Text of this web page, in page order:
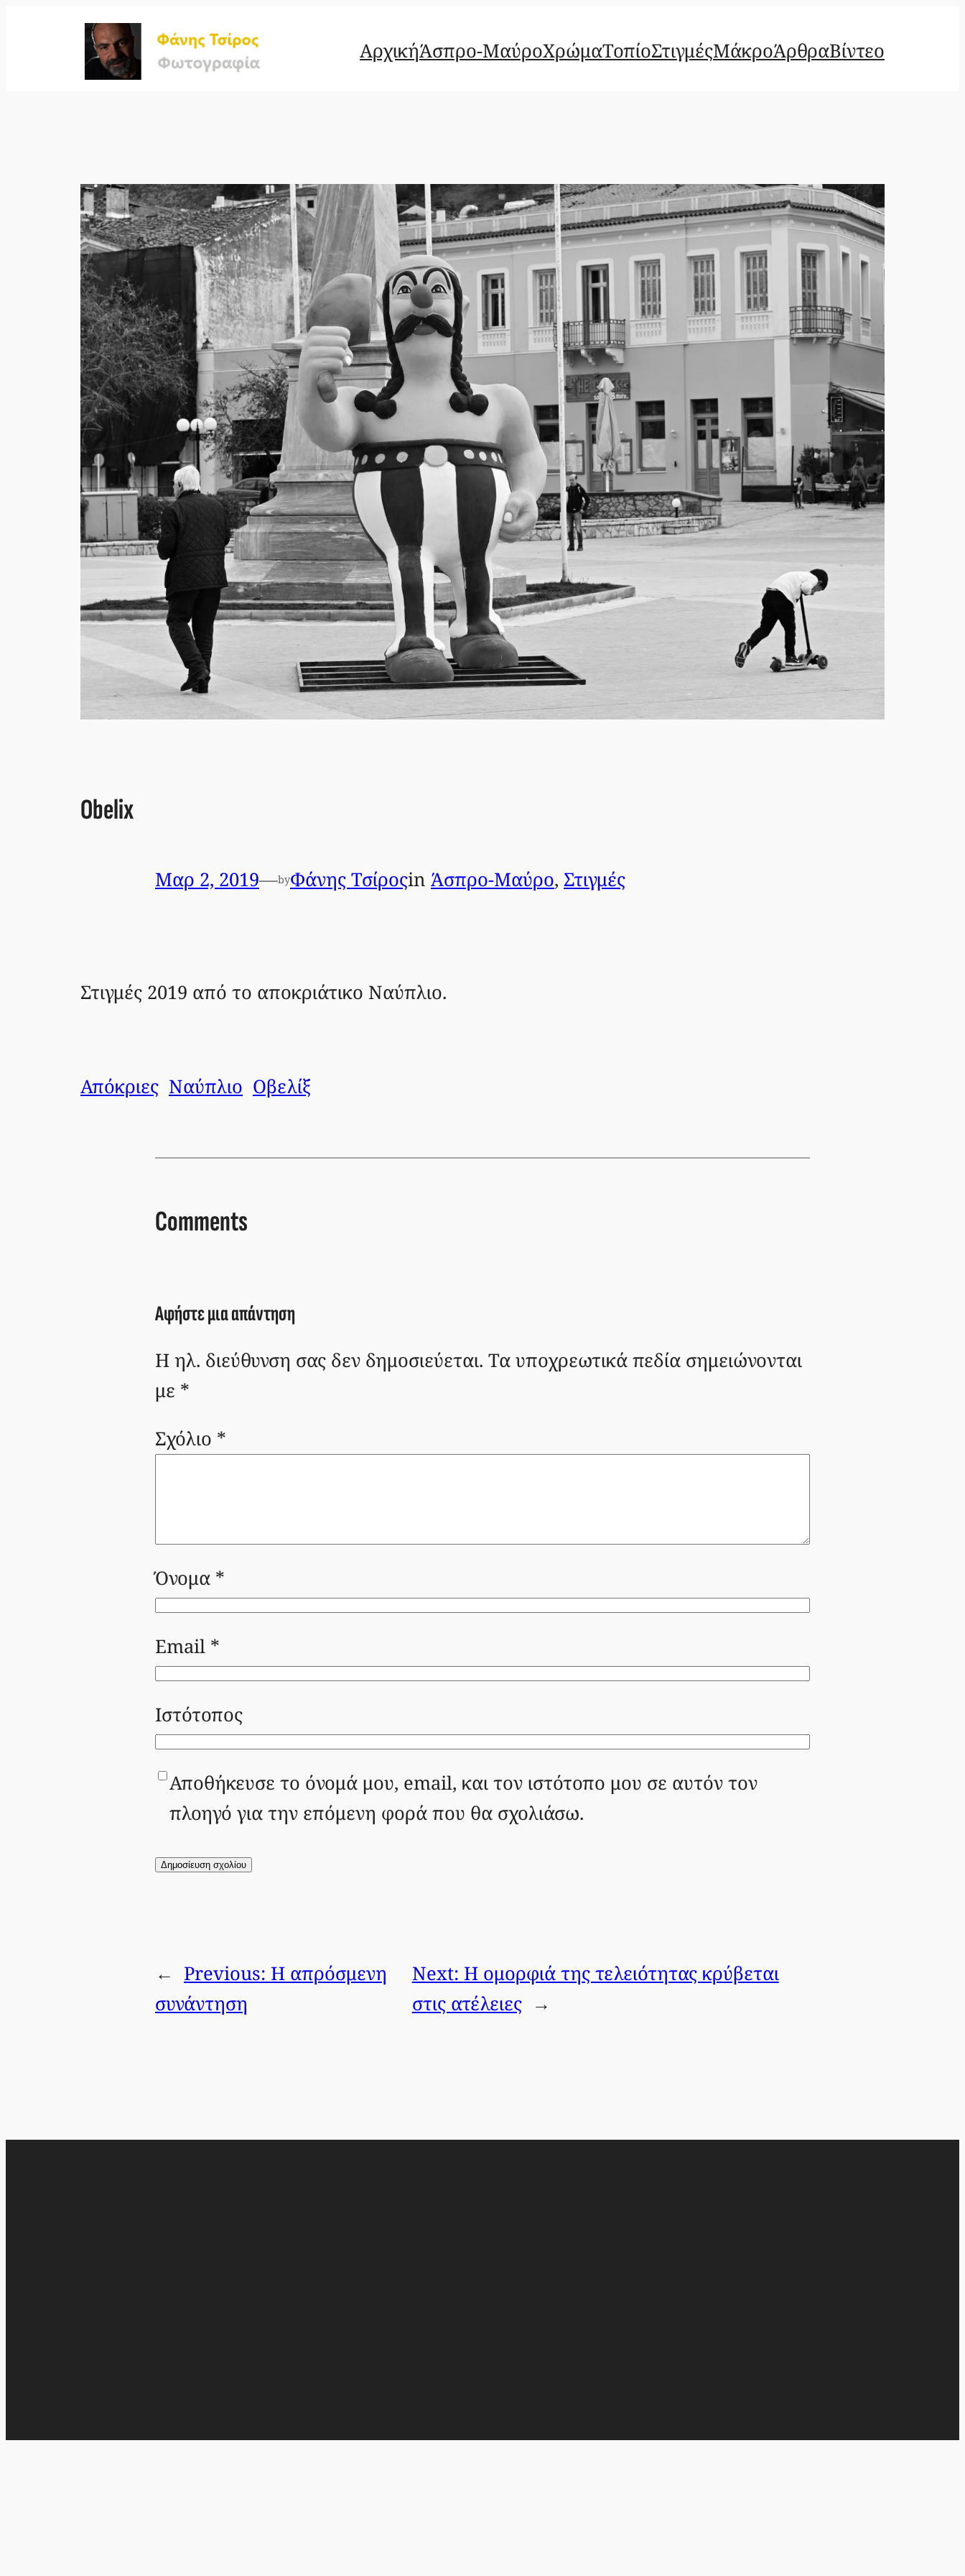
Μετάβαση
περιεχόμενο
ΑρχικήΆσπρο-ΜαύροΧρώμαΤοπίοΣτιγμέςΜάκροΆρθραΒίντεο
Obelix
Μαρ 2, 2019—byΦάνης Τσίροςin Άσπρο-Μαύρο, Στιγμές
Στιγμές 2019 από το αποκριάτικο Ναύπλιο.
Απόκριες Ναύπλιο Οβελίξ
Comments
Αφήστε μια απάντηση
Η ηλ. διεύθυνση σας δεν δημοσιεύεται. Τα υποχρεωτικά πεδία σημειώνονται
με *
Σχόλιο *
Όνομα *
Email *
Ιστότοπος
Αποθήκευσε το όνομά μου, email, και τον ιστότοπο μου σε αυτόν τον
πλοηγό για την επόμενη φορά που θα σχολιάσω.
← Previous: Η απρόσμενη
συνάντηση
Next: Η ομορφιά της τελειότητας κρύβεται
στις ατέλειες →